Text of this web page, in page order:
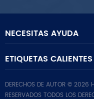
NECESITAS AYUDA
ETIQUETAS CALIENTES
DERECHOS DE AUTOR © 2026
RESERVADOS TODOS LOS